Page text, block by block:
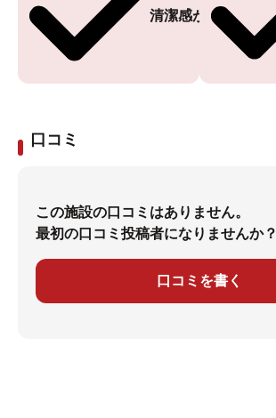
清潔感がある
口コミ
この施設の口コミはありません。
最初の口コミ投稿者になりませんか？
口コミを書く